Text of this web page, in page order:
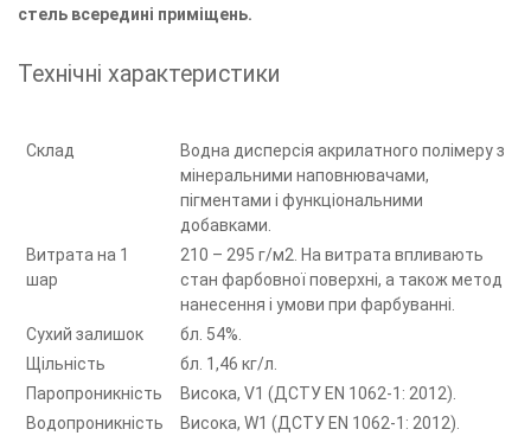
стель всередині приміщень.
Технічні характеристики
Склад
Водна дисперсія акрилатного полімеру з
мінеральними наповнювачами,
пігментами і функціональними
добавками.
Витрата на 1
шар
210 – 295 г/м2. На витрата впливають
стан фарбовної поверхні, а також метод
нанесення і умови при фарбуванні.
Сухий залишок
бл. 54%.
Щільність
бл. 1,46 кг/л.
Паропроникність
Висока, V1 (ДСТУ EN 1062-1: 2012).
Водопроникність
Висока, W1 (ДСТУ EN 1062-1: 2012).